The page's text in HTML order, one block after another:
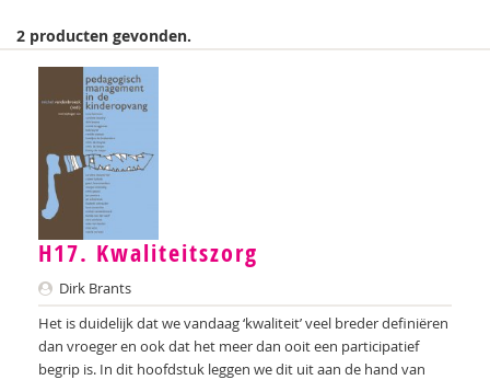
Brenda Abrahamse-Van Beek
Marijke Adema
Ilse Aerden
Pauline van Aken
Evelyn Akkermans
Teatske Altenburg
Creative Learning and Play
2 producten gevonden.
H17. Kwaliteitszorg
Dirk Brants
Het is duidelijk dat we vandaag ‘kwaliteit’ veel breder definiëren
dan vroeger en ook dat het meer dan ooit een participatief
begrip is. In dit hoofdstuk leggen we dit uit aan de hand van